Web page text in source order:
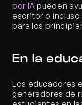
por IA pueden
escritor o
para los
En la
Los educadores
generadores de